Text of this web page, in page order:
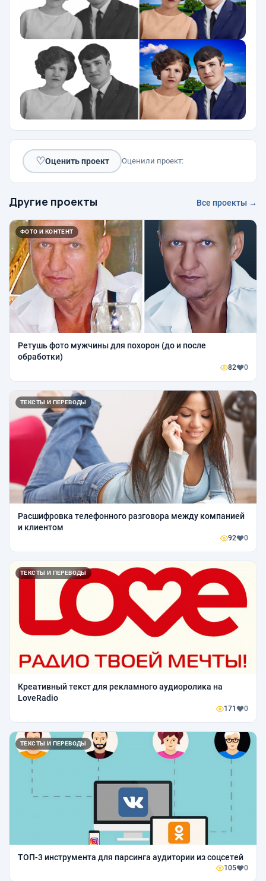
♡Оценить проект Оценили проект:
Другие проекты Все проекты →
ФОТО И КОНТЕНТ
Ретушь фото мужчины для похорон (до и после
обработки)
82 0
ТЕКСТЫ И ПЕРЕВОДЫ
Расшифровка телефонного разговора между компанией
и клиентом
92 0
ТЕКСТЫ И ПЕРЕВОДЫ
Креативный текст для рекламного аудиоролика на
LoveRadio
171 0
ТЕКСТЫ И ПЕРЕВОДЫ
ТОП-3 инструмента для парсинга аудитории из соцсетей
105 0